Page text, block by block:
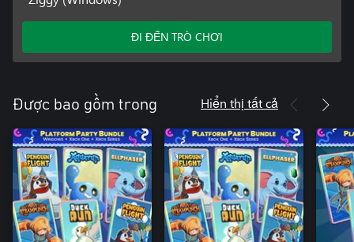
ĐI ĐẾN TRÒ CHƠI
Được bao gồm trong Hiển thị tất cả